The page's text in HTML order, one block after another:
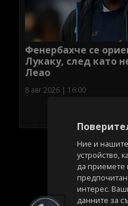
Фенербахче се
Лукаку, след като
Леао
8 авг 2026 | 16:00
Ние и нашите
устройство,
да приемете
интерес.
данните за